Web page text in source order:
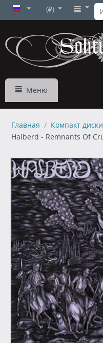
(₽)
Меню
Главная / Компакт диски
Halberd - Remnants Of